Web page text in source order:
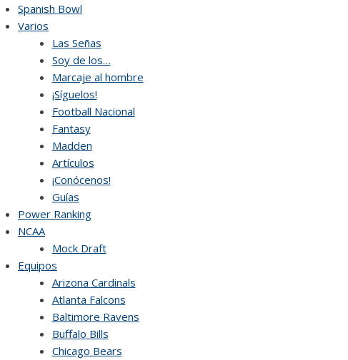
Skip
to
Spanish Bowl
Varios
Las Señas
Soy de los…
Marcaje al hombre
¡Síguelos!
Football Nacional
Fantasy
Madden
Artículos
¡Conócenos!
Guías
Power Ranking
NCAA
Mock Draft
Equipos
Arizona Cardinals
Atlanta Falcons
Baltimore Ravens
Buffalo Bills
Chicago Bears